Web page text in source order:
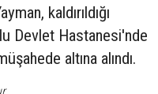
kaldırıldığı
Devlet Hastanesi'nde
altına alındı.